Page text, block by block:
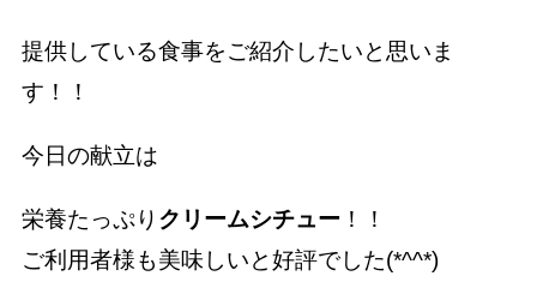
提供している食事をご紹介したいと思いま
す！！
今日の献立は
栄養たっぷり クリームシチュー ！！
ご利用者様も美味しいと好評でした(*^^*)